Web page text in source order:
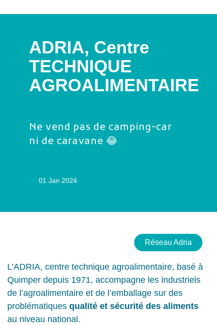
ADRIA, Centre
TECHNIQUE
AGROALIMENTAIRE
Ne vend pas de camping-car
ni de caravane 😂
01 Jan 2024
16 juillet 2024
Réseau Adria
L’ADRIA, centre technique agroalimentaire, basé à
Quimper depuis 1971, accompagne les industriels
de l’agroalimentaire et de l’emballage sur des
problématiques qualité et sécurité des aliments
au niveau national.